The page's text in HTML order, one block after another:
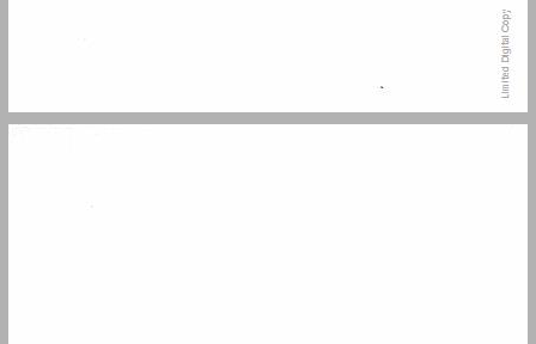
התוכן: ... 7